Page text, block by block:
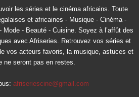
les séries et le cinéma africains. Toute
et africaines - Musique - Cinéma -
- Beauté - Cuisine. Soyez à l’affût des
avec Afriseries. Retrouvez vos séries et
vos acteurs favoris, la musique, astuces et
ne seront pas en restes.
afriseriescine@gmail.com